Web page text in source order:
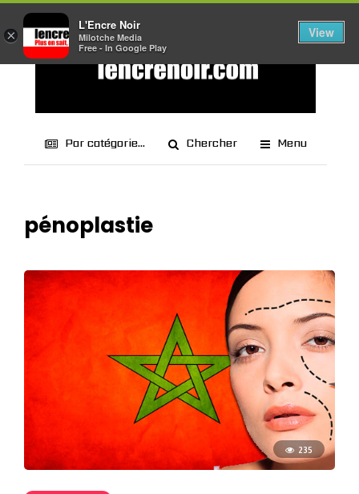
Par catégorie... Chercher Menu
pénoplastie
235
×
L'Encre Noir
Milotche Media
Free - In Google Play
View